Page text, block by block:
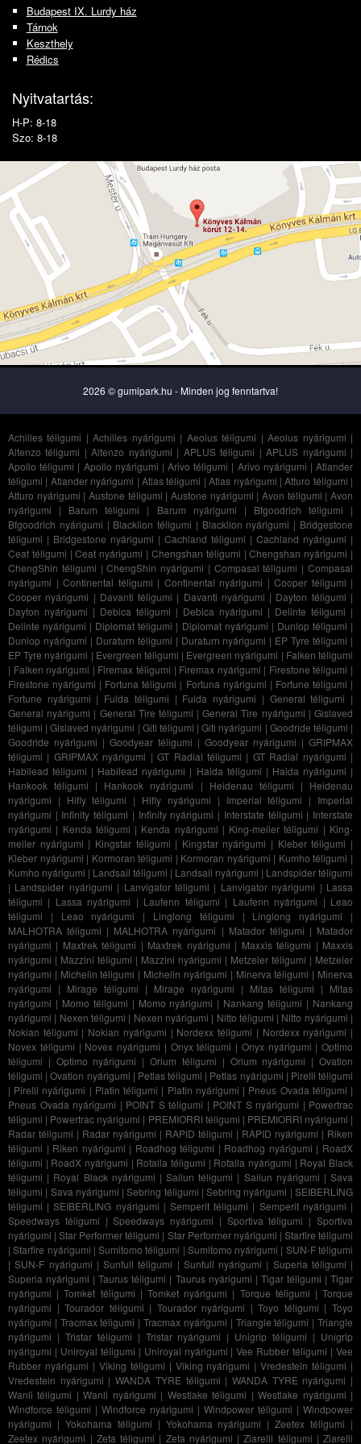
Budapest IX. Lurdy ház
Tárnok
Keszthely
Rédics
Nyitvatartás:
H-P: 8-18
Szo: 8-18
2026 © gumipark.hu - Minden jog fenntartva!
Achilles téligumi |Achilles nyárigumi | Aeolus téligumi |Aeolus nyárigumi |
Altenzo téligumi |Altenzo nyárigumi | APLUS téligumi |APLUS nyárigumi |
Apollo téligumi | Apollo nyárigumi |Arivo téligumi | Arivo nyárigumi |Atlander
téligumi | Atlander nyárigumi | Atlas téligumi |Atlas nyárigumi |Atturo téligumi |
Atturo nyárigumi |Austone téligumi |Austone nyárigumi |Avon téligumi |Avon
nyárigumi | Barum téligumi | Barum nyárigumi | Bfgoodrich téligumi |
Bfgoodrich nyárigumi | Blacklion téligumi | Blacklion nyárigumi | Bridgestone
téligumi | Bridgestone nyárigumi | Cachland téligumi | Cachland nyárigumi |
Ceat téligumi |Ceat nyárigumi | Chengshan téligumi |Chengshan nyárigumi |
ChengShin téligumi |ChengShin nyárigumi | Compasal téligumi |Compasal
nyárigumi | Continental téligumi | Continental nyárigumi | Cooper téligumi |
Cooper nyárigumi | Davanti téligumi | Davanti nyárigumi | Dayton téligumi |
Dayton nyárigumi | Debica téligumi | Debica nyárigumi | Delinte téligumi |
Delinte nyárigumi | Diplomat téligumi | Diplomat nyárigumi | Dunlop téligumi |
Dunlop nyárigumi | Duraturn téligumi | Duraturn nyárigumi | EP Tyre téligumi |
EP Tyre nyárigumi | Evergreen téligumi | Evergreen nyárigumi | Falken téligumi
| Falken nyárigumi | Firemax téligumi | Firemax nyárigumi | Firestone téligumi |
Firestone nyárigumi | Fortuna téligumi | Fortuna nyárigumi | Fortune téligumi |
Fortune nyárigumi | Fulda téligumi | Fulda nyárigumi | General téligumi |
General nyárigumi | General Tire téligumi |General Tire nyárigumi |Gislaved
téligumi |Gislaved nyárigumi | Giti téligumi |Giti nyárigumi | Goodride téligumi |
Goodride nyárigumi | Goodyear téligumi | Goodyear nyárigumi | GRIPMAX
téligumi | GRIPMAX nyárigumi |GT Radial téligumi | GT Radial nyárigumi |
Habilead téligumi | Habilead nyárigumi | Haida téligumi | Haida nyárigumi |
Hankook téligumi | Hankook nyárigumi | Heidenau téligumi | Heidenau
nyárigumi | Hifly téligumi | Hifly nyárigumi | Imperial téligumi | Imperial
nyárigumi | Infinity téligumi | Infinity nyárigumi | Interstate téligumi | Interstate
nyárigumi | Kenda téligumi | Kenda nyárigumi | King-meiler téligumi | King-
meiler nyárigumi | Kingstar téligumi | Kingstar nyárigumi | Kleber téligumi |
Kleber nyárigumi | Kormoran téligumi | Kormoran nyárigumi | Kumho téligumi |
Kumho nyárigumi | Landsail téligumi | Landsail nyárigumi | Landspider téligumi
| Landspider nyárigumi | Lanvigator téligumi | Lanvigator nyárigumi | Lassa
téligumi | Lassa nyárigumi | Laufenn téligumi | Laufenn nyárigumi | Leao
téligumi | Leao nyárigumi | Linglong téligumi | Linglong nyárigumi |
MALHOTRA téligumi | MALHOTRA nyárigumi | Matador téligumi | Matador
nyárigumi | Maxtrek téligumi | Maxtrek nyárigumi | Maxxis téligumi | Maxxis
nyárigumi | Mazzini téligumi | Mazzini nyárigumi | Metzeler téligumi | Metzeler
nyárigumi | Michelin téligumi | Michelin nyárigumi | Minerva téligumi | Minerva
nyárigumi | Mirage téligumi | Mirage nyárigumi | Mitas téligumi | Mitas
nyárigumi | Momo téligumi | Momo nyárigumi | Nankang téligumi | Nankang
nyárigumi | Nexen téligumi | Nexen nyárigumi | Nitto téligumi | Nitto nyárigumi |
Nokian téligumi | Nokian nyárigumi | Nordexx téligumi | Nordexx nyárigumi |
Novex téligumi | Novex nyárigumi | Onyx téligumi | Onyx nyárigumi | Optimo
téligumi | Optimo nyárigumi |Orium téligumi | Orium nyárigumi |Ovation
téligumi |Ovation nyárigumi | Petlas téligumi | Petlas nyárigumi | Pirelli téligumi
| Pirelli nyárigumi | Platin téligumi | Platin nyárigumi | Pneus Ovada téligumi |
Pneus Ovada nyárigumi | POINT S téligumi | POINT S nyárigumi | Powertrac
téligumi | Powertrac nyárigumi | PREMIORRI téligumi | PREMIORRI nyárigumi |
Radar téligumi | Radar nyárigumi | RAPID téligumi | RAPID nyárigumi | Riken
téligumi | Riken nyárigumi | Roadhog téligumi | Roadhog nyárigumi | RoadX
téligumi | RoadX nyárigumi | Rotalla téligumi | Rotalla nyárigumi | Royal Black
téligumi | Royal Black nyárigumi |Sailun téligumi | Sailun nyárigumi |Sava
téligumi | Sava nyárigumi |Sebring téligumi |Sebring nyárigumi |SEIBERLING
téligumi |SEIBERLING nyárigumi |Semperit téligumi | Semperit nyárigumi |
Speedways téligumi |Speedways nyárigumi | Sportiva téligumi |Sportiva
nyárigumi |Star Performer téligumi | Star Performer nyárigumi | Starfire téligumi
|Starfire nyárigumi |Sumitomo téligumi | Sumitomo nyárigumi | SUN-F téligumi
|SUN-F nyárigumi | Sunfull téligumi | Sunfull nyárigumi | Superia téligumi |
Superia nyárigumi |Taurus téligumi | Taurus nyárigumi | Tigar téligumi |Tigar
nyárigumi |Tomket téligumi | Tomket nyárigumi | Torque téligumi |Torque
nyárigumi |Tourador téligumi | Tourador nyárigumi |Toyo téligumi |Toyo
nyárigumi | Tracmax téligumi |Tracmax nyárigumi | Triangle téligumi |Triangle
nyárigumi | Tristar téligumi | Tristar nyárigumi | Unigrip téligumi | Unigrip
nyárigumi | Uniroyal téligumi | Uniroyal nyárigumi |Vee Rubber téligumi |Vee
Rubber nyárigumi | Viking téligumi | Viking nyárigumi |Vredestein téligumi |
Vredestein nyárigumi |WANDA TYRE téligumi | WANDA TYRE nyárigumi |
Wanli téligumi |Wanli nyárigumi | Westlake téligumi |Westlake nyárigumi |
Windforce téligumi | Windforce nyárigumi | Windpower téligumi | Windpower
nyárigumi | Yokohama téligumi | Yokohama nyárigumi |Zeetex téligumi |
Zeetex nyárigumi | Zeta téligumi | Zeta nyárigumi |Ziarelli téligumi | Ziarelli